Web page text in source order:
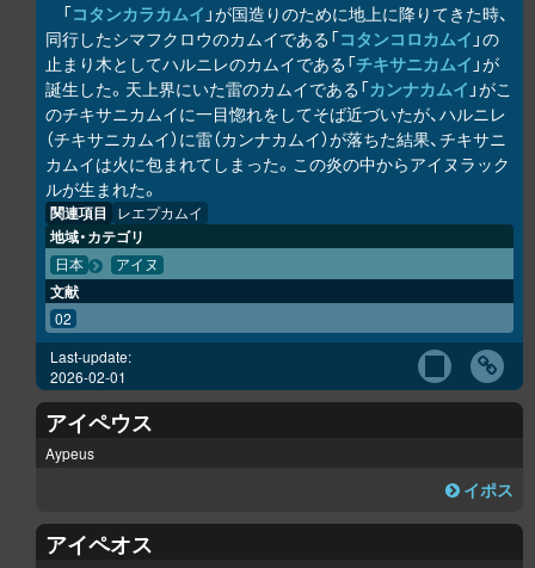
「コタンカラ カムイ 」が国造りのために地上に降りてきた時、
同行したシマフクロウのカムイである「コタンコ ロ カムイ 」の
止まり木としてハルニレのカムイである「チキサニカムイ 」が
誕生した。天上界にいた雷のカムイである「カンナカムイ 」がこ
のチキサニカムイに一目惚れをしてそば近づいたが、ハルニレ
（チキサニカムイ）に雷（カンナカムイ）が落ちた結果、チキサニ
カムイは火に包まれてしまった。この炎の中からアイヌラック
ルが生まれた。
関連項目 レエプカムイ
地域・カテゴリ
日本 アイヌ
文献
02
Last-update:
2026-02-01
アイペウス
Aypeus
イポス
アイペオス